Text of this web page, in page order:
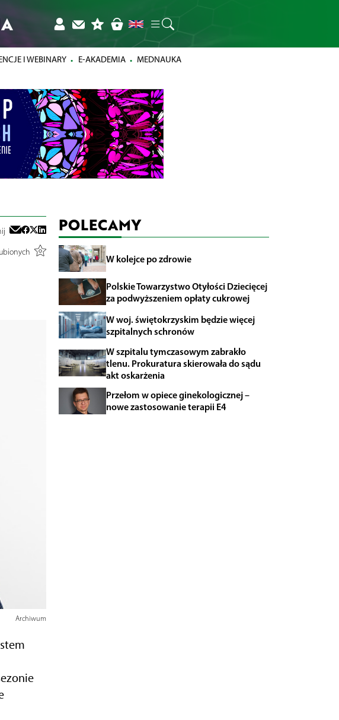
I WEBINARY E-AKADEMIA MEDNAUKA
Archiwum
POLECAMY
W kolejce po zdrowie
Polskie Towarzystwo Otyłości Dziecięcej
za podwyższeniem opłaty cukrowej
W woj. świętokrzyskim będzie więcej
szpitalnych schronów
W szpitalu tymczasowym zabrakło
tlenu. Prokuratura skierowała do sądu
akt oskarżenia
Przełom w opiece ginekologicznej –
nowe zastosowanie terapii E4